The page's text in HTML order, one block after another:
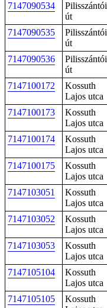
7147090534
Pilisszántói
út
7147090535
Pilisszántói
út
7147090536
Pilisszántói
út
7147100172
Kossuth
Lajos utca
7147100173
Kossuth
Lajos utca
7147100174
Kossuth
Lajos utca
7147100175
Kossuth
Lajos utca
7147103051
Kossuth
Lajos utca
7147103052
Kossuth
Lajos utca
7147103053
Kossuth
Lajos utca
7147105104
Kossuth
Lajos utca
7147105105
Kossuth